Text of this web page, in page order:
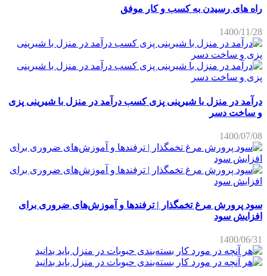
راه های رسیدن به کسب و کار موفق
1400/11/28
درآمد در منزل با شیرینی پزی کسب درآمد در منزل با شیرینی پزی
و ساخت دسر
1400/07/08
سود پرورش مرغ تخمگذار | ترفندها و آموزش‌های ضروری برای
افزایش سود
1400/06/31